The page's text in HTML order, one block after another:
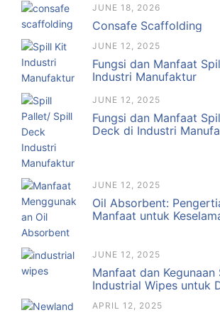
JUNE 18, 2026
Consafe Scaffolding
JUNE 12, 2025
Fungsi dan Manfaat
Industri Manufaktur
JUNE 12, 2025
Fungsi dan Manfaat
Deck di Industri
JUNE 12, 2025
Oil Absorbent:
Manfaat untuk
JUNE 12, 2025
Manfaat dan Kegunaan
Industrial Wipes untuk
APRIL 12, 2025